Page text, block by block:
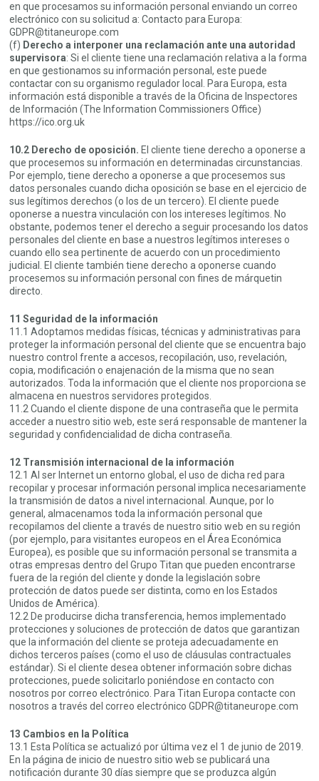
en que procesamos su información personal enviando un correo
electrónico con su solicitud a: Contacto para Europa:
GDPR@titaneurope.com
(f) Derecho a interponer una reclamación ante una autoridad
supervisora: Si el cliente tiene una reclamación relativa a la forma
en que gestionamos su información personal, este puede
contactar con su organismo regulador local. Para Europa, esta
información está disponible a través de la Oficina de Inspectores
de Información (The Information Commissioners Office)
https://ico.org.uk
10.2 Derecho de oposición. El cliente tiene derecho a oponerse a
que procesemos su información en determinadas circunstancias.
Por ejemplo, tiene derecho a oponerse a que procesemos sus
datos personales cuando dicha oposición se base en el ejercicio de
sus legítimos derechos (o los de un tercero). El cliente puede
oponerse a nuestra vinculación con los intereses legítimos. No
obstante, podemos tener el derecho a seguir procesando los datos
personales del cliente en base a nuestros legítimos intereses o
cuando ello sea pertinente de acuerdo con un procedimiento
judicial. El cliente también tiene derecho a oponerse cuando
procesemos su información personal con fines de márquetin
directo.
11 Seguridad de la información
11.1 Adoptamos medidas físicas, técnicas y administrativas para
proteger la información personal del cliente que se encuentra bajo
nuestro control frente a accesos, recopilación, uso, revelación,
copia, modificación o enajenación de la misma que no sean
autorizados. Toda la información que el cliente nos proporciona se
almacena en nuestros servidores protegidos.
11.2 Cuando el cliente dispone de una contraseña que le permita
acceder a nuestro sitio web, este será responsable de mantener la
seguridad y confidencialidad de dicha contraseña.
12 Transmisión internacional de la información
12.1 Al ser Internet un entorno global, el uso de dicha red para
recopilar y procesar información personal implica necesariamente
la transmisión de datos a nivel internacional. Aunque, por lo
general, almacenamos toda la información personal que
recopilamos del cliente a través de nuestro sitio web en su región
(por ejemplo, para visitantes europeos en el Área Económica
Europea), es posible que su información personal se transmita a
otras empresas dentro del Grupo Titan que pueden encontrarse
fuera de la región del cliente y donde la legislación sobre
protección de datos puede ser distinta, como en los Estados
Unidos de América).
12.2 De producirse dicha transferencia, hemos implementado
protecciones y soluciones de protección de datos que garantizan
que la información del cliente se proteja adecuadamente en
dichos terceros países (como el uso de cláusulas contractuales
estándar). Si el cliente desea obtener información sobre dichas
protecciones, puede solicitarlo poniéndose en contacto con
nosotros por correo electrónico. Para Titan Europa contacte con
nosotros a través del correo electrónico GDPR@titaneurope.com
13 Cambios en la Política
13.1 Esta Política se actualizó por última vez el 1 de junio de 2019.
En la página de inicio de nuestro sitio web se publicará una
notificación durante 30 días siempre que se produzca algún